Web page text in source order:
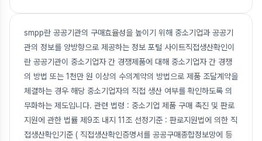
smpp란 공공기관의 구매효율성을 높이기 위해 중소기업과 공공기
관의 정보를 양방향으로 제공하는 정보 포털 사이트직접생산확인이
란 공공기관이 중소기업자 간 경쟁제품에 대해 중소기업자 간 경쟁
의 방법 또는 1천만 원 이상의 수의계약의 방법으로 제품 조달계약을
체결하는 경우 해당 중소기업자의 직접 생산 여부를 확인하도록 의
무화하는 제도입니다. 관련 법령 : 중소기업 제품 구매 촉진 및 판로
지원에 관한 법률 제9조 내지 11조 선정기준 : 판로지원법에 의한 직
접생산확인기준 ( 직접생산확인증명서를 공공구매종합정보망에 등